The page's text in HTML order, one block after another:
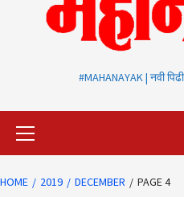
#MAHANAYAK | नवी
HOME 2019 DECEMBER PAGE 4